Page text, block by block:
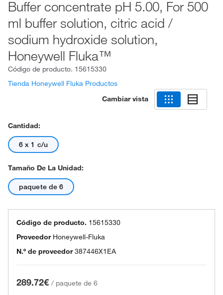
Buffer concentrate pH 5.00, For 500
ml buffer solution, citric acid /
sodium hydroxide solution,
Honeywell Fluka™
Código de producto. 15615330
Tienda Honeywell Fluka Productos
Cambiar vista
Cantidad:
6 x 1 c/u
Tamaño De La Unidad:
paquete de 6
Código de producto. 15615330
Proveedor Honeywell-Fluka
N.º de proveedor 387446X1EA
289.72€ / paquete de 6